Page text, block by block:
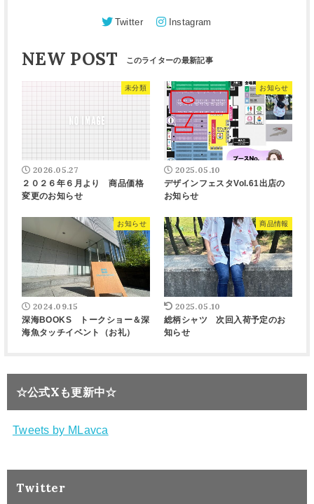
Twitter Instagram
NEW POST
未分類
2026.05.27
２０２６年６月より 商品価格
変更のお知らせ
お知らせ
2025.05.10
デザインフェスタVol.61出店の
お知らせ
お知らせ
2024.09.15
深海BOOKS トークショー＆深
海魚タッチイベント（お礼）
商品情報
2025.05.10
総柄シャツ 次回入荷予定のお
知らせ
☆公式Xも更新中☆
Tweets by MLavca
Twitter